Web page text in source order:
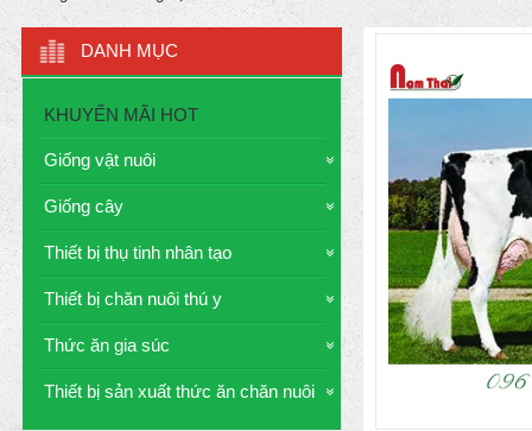
DANH MỤC
KHUYẾN MÃI HOT
Giống vật nuôi
Giống cây
Thiết bị thụ tinh nhân tạo
Thiết bị chăn nuôi thú y
Thức ăn gia súc
Thiết bị sản xuất thức ăn chăn nuôi